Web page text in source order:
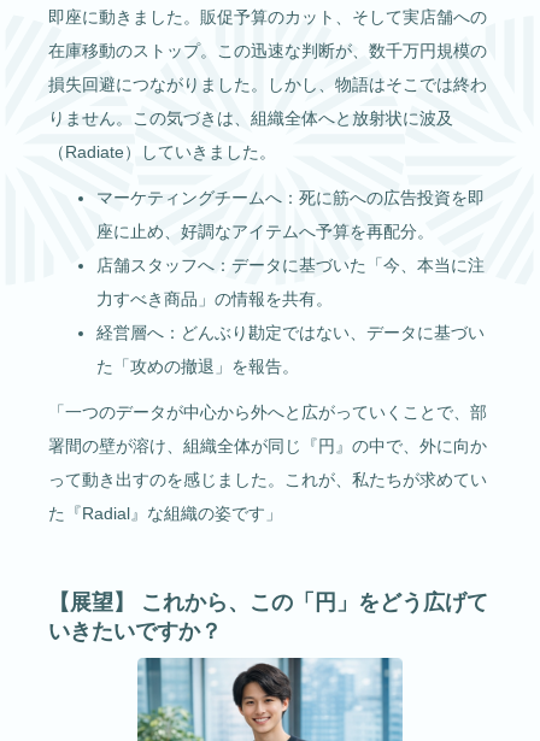
即座に動きました。販促予算のカット、そして実店舗への
在庫移動のストップ。この迅速な判断が、数千万円規模の
損失回避につながりました。しかし、物語はそこでは終わ
りません。この気づきは、組織全体へと放射状に波及
（Radiate）していきました。
マーケティングチームへ：死に筋への広告投資を即
座に止め、好調なアイテムへ予算を再配分。
店舗スタッフへ：データに基づいた「今、本当に注
力すべき商品」の情報を共有。
経営層へ：どんぶり勘定ではない、データに基づい
た「攻めの撤退」を報告。
「一つのデータが中心から外へと広がっていくことで、部
署間の壁が溶け、組織全体が同じ『円』の中で、外に向か
って動き出すのを感じました。これが、私たちが求めてい
た『Radial』な組織の姿です」
【展望】 これから、この「円」をどう広げて
いきたいですか？